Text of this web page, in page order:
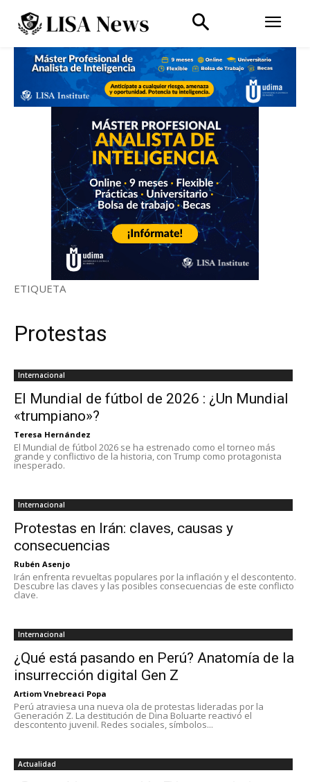
ETIQUETA
Protestas
Internacional
El Mundial de fútbol de 2026 : ¿Un Mundial
«trumpiano»?
Teresa Hernández
El Mundial de fútbol 2026 se ha estrenado como el torneo más
grande y conflictivo de la historia, con Trump como protagonista
inesperado.
Internacional
Protestas en Irán: claves, causas y
consecuencias
Rubén Asenjo
Irán enfrenta revueltas populares por la inflación y el descontento.
Descubre las claves y las posibles consecuencias de este conflicto
clave.
Internacional
¿Qué está pasando en Perú? Anatomía de la
insurrección digital Gen Z
Artiom Vnebreaci Popa
Perú atraviesa una nueva ola de protestas lideradas por la
Generación Z. La destitución de Dina Boluarte reactivó el
descontento juvenil. Redes sociales, símbolos...
Actualidad